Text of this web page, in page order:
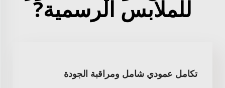
للملابس الرسمية?
تكامل عمودي شامل ومراقبة الجودة